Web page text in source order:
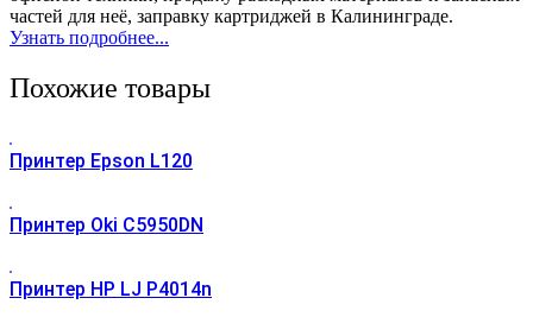
частей для неё, заправку картриджей в Калининграде.
Узнать подробнее...
Похожие товары
Принтер Epson L120
Принтер Oki C5950DN
Принтер HP LJ P4014n